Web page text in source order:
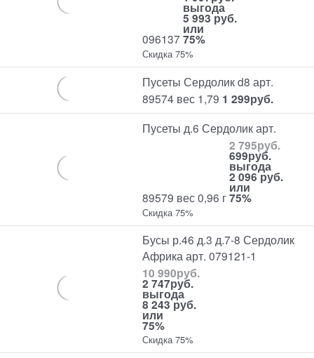
096137
выгода
5 993 руб.
или
75%
Скидка 75%
Пусеты Сердолик d8 арт.
89574 вес 1,79 1 299руб.
Пусеты д.6 Сердолик арт.
89579 вес 0,96 г
2 795руб.
699руб.
выгода
2 096 руб.
или
75%
Скидка 75%
Бусы р.46 д.3 д.7-8 Сердолик
Африка арт. 079121-1
10 990руб.
2 747руб.
выгода
8 243 руб.
или
75%
Скидка 75%